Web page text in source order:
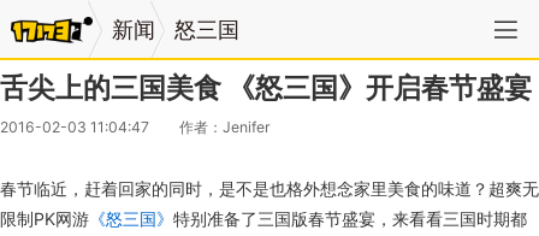
新闻 怒三国
舌尖上的三国美食 《怒三国》开启春节盛宴
2016-02-03 11:04:47 作者：Jenifer
春节临近，赶着回家的同时，是不是也格外想念家里美食的味道？超爽无
限制PK网游 《怒三国》 特别准备了三国版春节盛宴，来看看三国时期都